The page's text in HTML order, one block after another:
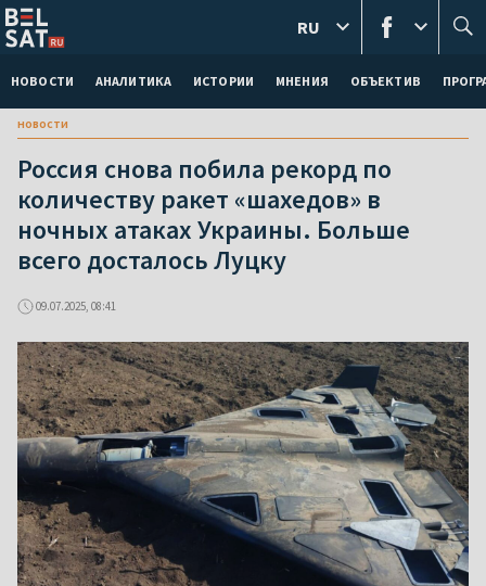
НОВОСТИ АНАЛИТИКА ИСТОРИИ МНЕНИЯ ОБЪЕКТИВ
RU
новости
Россия снова побила рекорд по
количеству ракет «шахедов» в
ночных атаках Украины. Больше
всего досталось Луцку
09.07.2025, 08:41